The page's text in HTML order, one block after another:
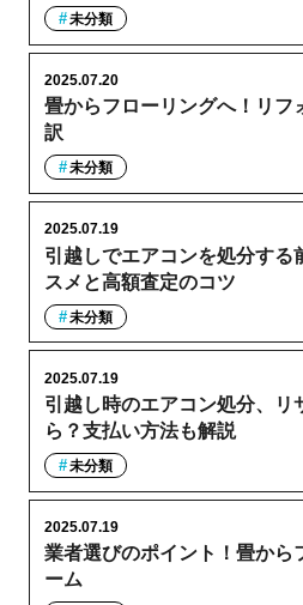
未分類
畳からフローリングへ！リフ
訳
2025.07.20
未分類
引越しでエアコンを処分する
スメと高額査定のコツ
2025.07.19
未分類
引越し時のエアコン処分、リ
ら？支払い方法も解説
2025.07.19
未分類
業者選びのポイント！畳から
ーム
2025.07.19